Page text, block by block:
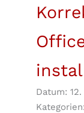
Datum:
Kategorien: